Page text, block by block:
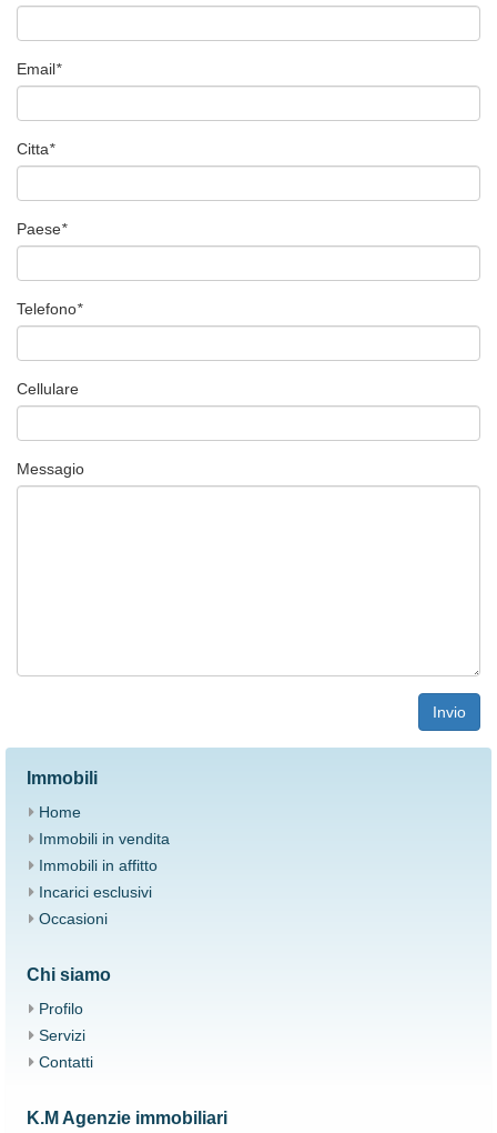
Email*
Citta*
Paese*
Telefono*
Cellulare
Messagio
Invio
Immobili
Home
Immobili in vendita
Immobili in affitto
Ιncarici esclusivi
Occasioni
Chi siamo
Profilo
Servizi
Contatti
K.M Agenzie immobiliari